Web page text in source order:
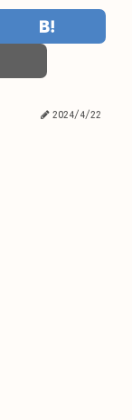
2024/4/22